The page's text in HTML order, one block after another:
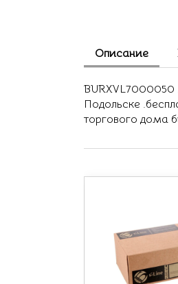
Описание
BURXVL7000050
Подольске
торгового дома